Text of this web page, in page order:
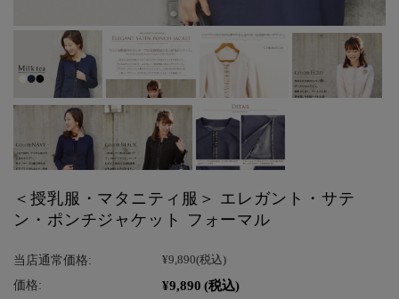
＜授乳服・マタニティ服＞ エレガント・サテ
ン・ポンチジャケット フォーマル
当店通常価格: ¥9,890(税込)
価格: ¥9,890 (税込)